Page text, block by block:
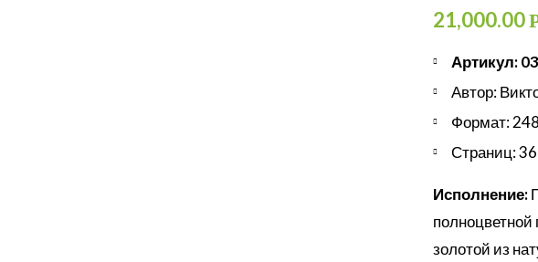
21,000.00
Артикул:
Автор:
Формат:
Страниц:
Исполнение:
полноцветной
золотой из